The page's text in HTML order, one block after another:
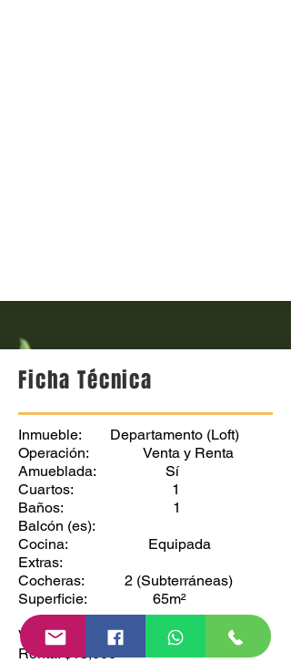
Ficha Técnica
Inmueble: Departamento (Loft)
Operación: Venta y Renta
Amueblada: Sí
Cuartos: 1
Baños: 1
Balcón (es):
Cocina: Equipada
Extras:
Cocheras: 2 (Subterráneas)
Superficie: 65m²
Venta: $1,790,000
Renta: $13,000